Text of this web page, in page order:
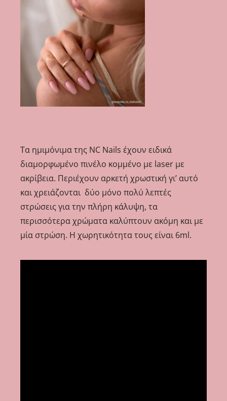
Τα ημιμόνιμα της NC Nails έχουν ειδικά
διαμορφωμένο πινέλο κομμένο με laser με
ακρίβεια. Περιέχουν αρκετή χρωστική γι’ αυτό
και χρειάζονται δύο μόνο πολύ λεπτές
στρώσεις για την πλήρη κάλυψη, τα
περισσότερα χρώματα καλύπτουν ακόμη και με
μία στρώση. Η χωρητικότητα τους είναι 6ml.